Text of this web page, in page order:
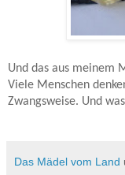
Und das aus meinem
Viele Menschen
Zwangsweise. Und
Das Mädel vom Land